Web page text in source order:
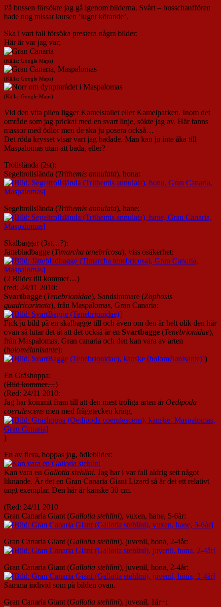
På bussen försökte jag gå igenom bilderna. Svårt – busschauffören
hade nog missat kursen ‘lugnt körande’.
Ska i vart fall försöka prestera några bilder:
Här är var jag var;
(Källa: Google Maps)
(Källa: Google Maps)
(Källa: Google Maps)
Vid den vita pilen ligger Kamelstallet eller Kamelparken. Inom det
område som jag prickat med en svart linje, sökte jag av. Här fanns
massor med ödlor men de ska ju posera också…
Det röda krysset visar vart jag badade. Man kan ju inte åka till
Maspalomas utan att bada, eller?
Trollslända (2st):
Segeltrollslända (Trithemis annulata), hona:
Segeltrollslända (Trithemis annulata), hane:
Skalbaggar (3st…?):
Jättebladbagge (Timarcha tenebricosa), viss osäkerhet:
(2 Bilder till kommer…)
(red: 24/11 2010:
Svartbagge (Tenebrionidae), Sandsimmare (Zophosis
quadricarinata), från Maspalomas, Gran Canaria:
Fick ju bild på en skalbagge till och även om den är helt olik den här
ovan så lutar det åt att det också är en Svartbagge (Tenebrionidae),
från Maspalomas, Gran canaria och den kan vara av arten
(holomélanisante):
)
En Gräshoppa:
(Bild kommer…)
(Red: 24/11 2010:
Jag har kommit fram till att den mest troliga arten ärOedipoda
coerulescens men med frågetecken kring.
)
En av flera, hoppas jag, ödlebilder:
Kan vara en Gallotia stehlini. Jag har i var fall aldrig sett något
liknande. Är det en Gran Canaria Giant Lizard så är det ett relativt
ungt exemplar. Den här är kanske 30 cm.
(Red: 24/11 2010
Gran Canaria Giant (Gallotia stehlini), vuxen, hane, 5-6år:
Gran Canaria Giant (Gallotia stehlini), juvenil, hona, 2-4år:
Gran Canaria Giant (Gallotia stehlini), juvenil, hona, 2-4år:
Samma individ som på bilden ovan.
Gran Canaria Giant (Gallotia stehlini), juvenil, 1år+: